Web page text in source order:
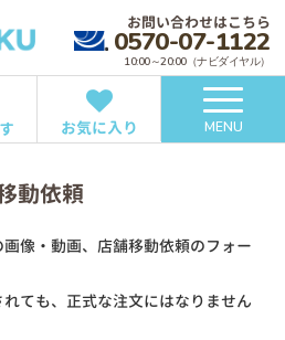
お問い合わせはこちら
0570-07-1122
10:00～20:00（ナビダイヤル）
お気に入り MENU
動依頼
像・動画、店舗移動依頼のフォー
ても、正式な注文にはなりません